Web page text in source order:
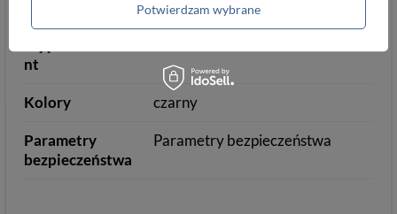
Przegrody na
nt
2
Kolory czarny
Parametry
bezpieczeństwa
Parametry bezpieczeństwa
Potwierdzam wybrane